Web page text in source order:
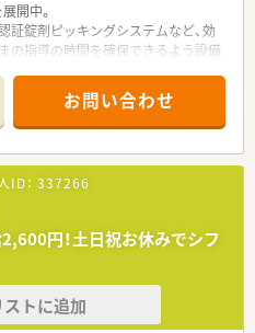
開中。
証錠剤ピッキングシステムなど、効
の指導の時間を確保できるよう設備
で、アフガン難民対策薬剤師団な
みや、志を高く持っていらっしゃる
お問い合わせ
ID： 337266
円！土日祝お休みでシフ
トに追加